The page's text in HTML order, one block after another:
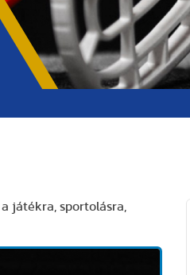
játékra, sportolásra,